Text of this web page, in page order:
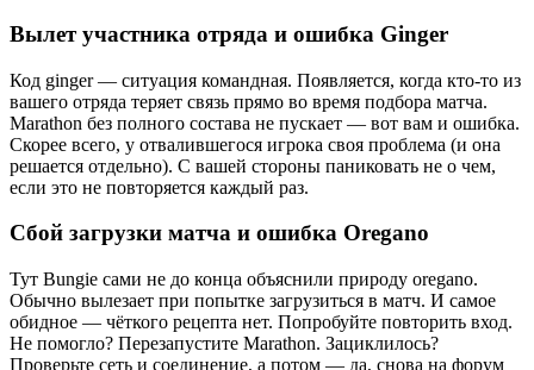
Вылет участника отряда и ошибка Ginger
Код ginger — ситуация командная. Появляется, когда кто-то из
вашего отряда теряет связь прямо во время подбора матча.
Marathon без полного состава не пускает — вот вам и ошибка.
Скорее всего, у отвалившегося игрока своя проблема (и она
решается отдельно). С вашей стороны паниковать не о чем,
если это не повторяется каждый раз.
Сбой загрузки матча и ошибка Oregano
Тут Bungie сами не до конца объяснили природу oregano.
Обычно вылезает при попытке загрузиться в матч. И самое
обидное — чёткого рецепта нет. Попробуйте повторить вход.
Не помогло? Перезапустите Marathon. Зациклилось?
Проверьте сеть и соединение, а потом — да, снова на форум